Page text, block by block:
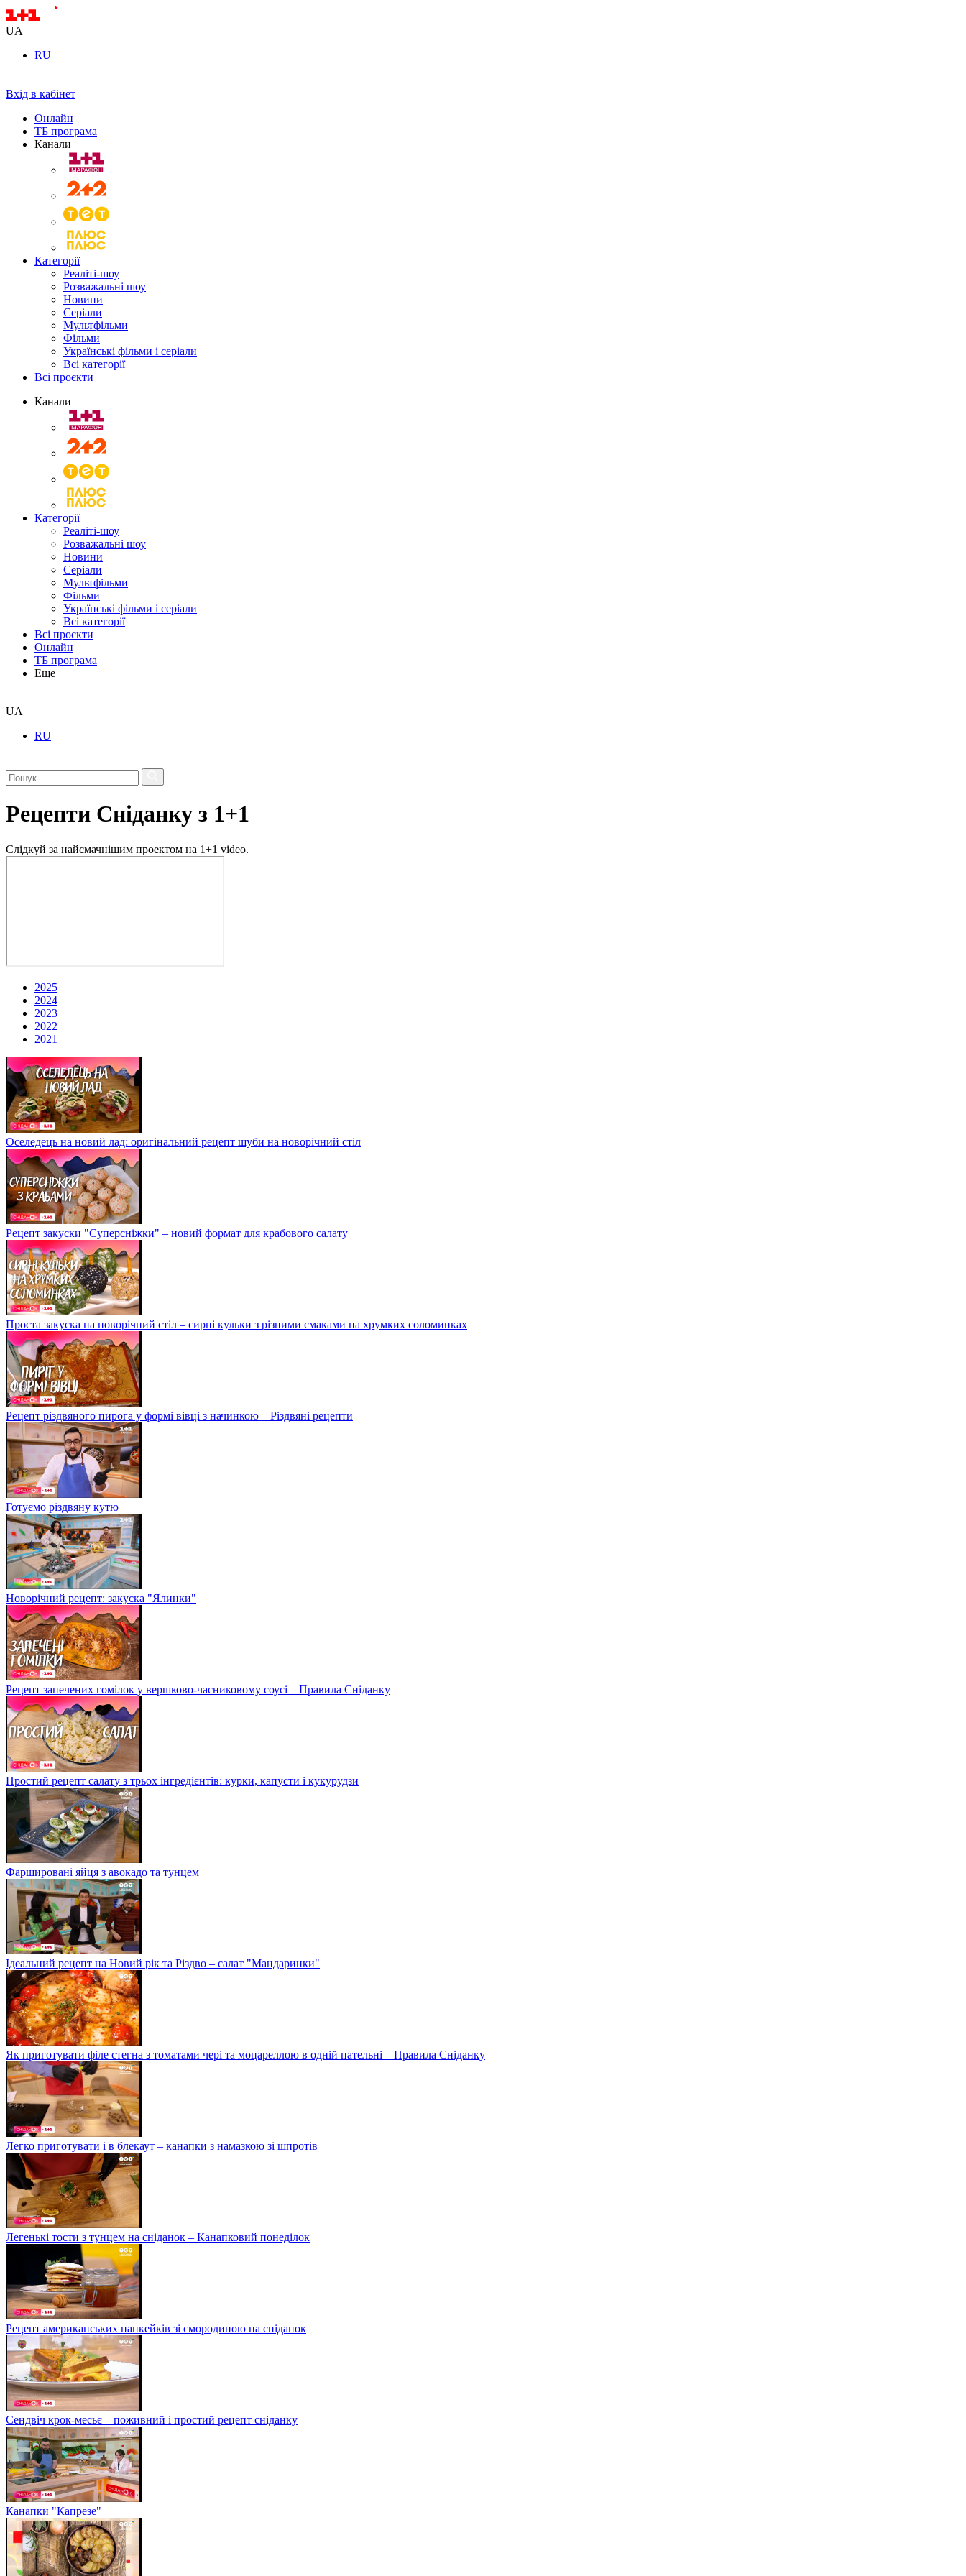
UA
RU
Вхід в кабінет
Онлайн
ТБ програма
Канали
Категорії
Реаліті-шоу
Розважальні шоу
Новини
Серіали
Мультфільми
Фільми
Українські фільми і серіали
Всі категорії
Всі проєкти
Канали
Категорії
Реаліті-шоу
Розважальні шоу
Новини
Серіали
Мультфільми
Фільми
Українські фільми і серіали
Всі категорії
Всі проєкти
Онлайн
ТБ програма
Еще
UA
RU
Рецепти Сніданку з 1+1
Слідкуй за найсмачнішим проектом на 1+1 video.
2025
2024
2023
2022
2021
Оселедець на новий лад: оригінальний рецепт шуби на новорічний стіл
Рецепт закуски "Суперсніжки" – новий формат для крабового салату
Проста закуска на новорічний стіл – сирні кульки з різними смаками на хрумких соломинках
Рецепт різдвяного пирога у формі вівці з начинкою – Різдвяні рецепти
Готуємо різдвяну кутю
Новорічний рецепт: закуска "Ялинки"
Рецепт запечених гомілок у вершково-часниковому соусі – Правила Сніданку
Простий рецепт салату з трьох інгредієнтів: курки, капусти і кукурудзи
Фаршировані яйця з авокадо та тунцем
Ідеальний рецепт на Новий рік та Різдво – салат "Мандаринки"
Як приготувати філе стегна з томатами чері та моцареллою в одній пательні – Правила Сніданку
Легко приготувати і в блекаут – канапки з намазкою зі шпротів
Легенькі тости з тунцем на сніданок – Канапковий понеділок
Рецепт американських панкейків зі смородиною на сніданок
Сендвіч крок-месьє – поживний і простий рецепт сніданку
Канапки "Капрезе"